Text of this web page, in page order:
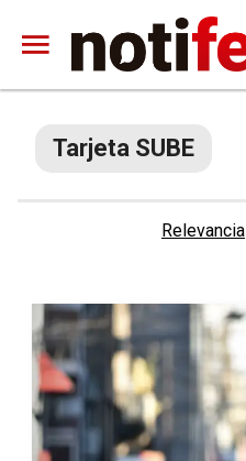
Tarjeta SUBE
Relevancia